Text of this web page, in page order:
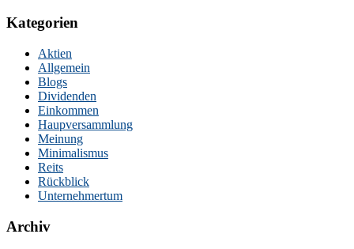
Kategorien
Aktien
Allgemein
Blogs
Dividenden
Einkommen
Haupversammlung
Meinung
Minimalismus
Reits
Rückblick
Unternehmertum
Archiv